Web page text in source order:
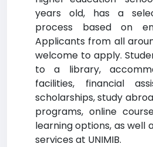
years old, has a
process based on
Applicants from all
welcome to apply.
to a library,
facilities, financial
scholarships, study
programs, online
learning options, as well
services at UNIMIB.